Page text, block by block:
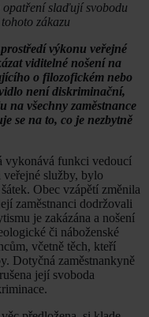
slaďují svobodu
zákazu
výkonu veřejné
viditelné nošení na
o filozofickém nebo
není diskriminační,
na všechny zaměstnance
se na to, co je nezbytně
vykonává funkci vedoucí
veřejné služby, bylo
Obec vzápětí změnila
zaměstnanci dodržovali
je zakázána a nošení
či náboženské
včetně těch, kteří
Dotyčná zaměstnankyně
její svoboda